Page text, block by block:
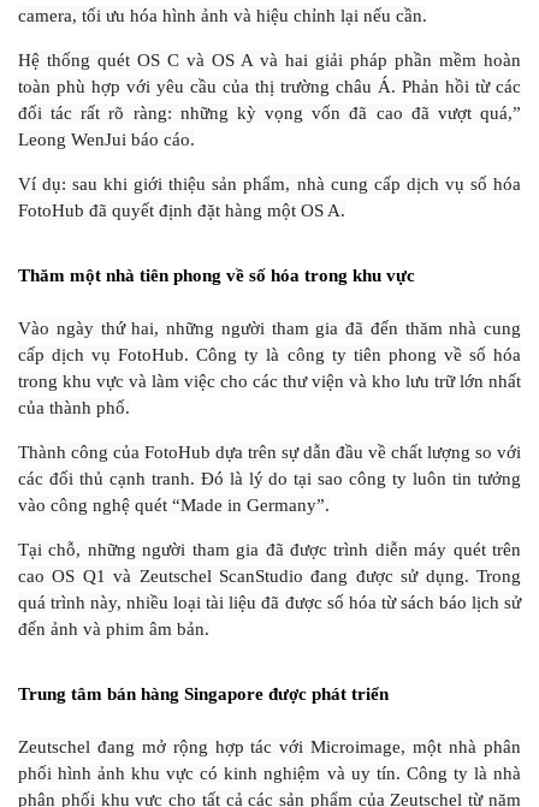
camera, tối ưu hóa hình ảnh và hiệu chỉnh lại nếu cần.
Hệ thống quét OS C và OS A và hai giải pháp phần mềm hoàn
toàn phù hợp với yêu cầu của thị trường châu Á. Phản hồi từ các
đối tác rất rõ ràng: những kỳ vọng vốn đã cao đã vượt quá,”
Leong WenJui báo cáo.
Ví dụ: sau khi giới thiệu sản phẩm, nhà cung cấp dịch vụ số hóa
FotoHub đã quyết định đặt hàng một OS A.
Thăm một nhà tiên phong về số hóa trong khu vực
Vào ngày thứ hai, những người tham gia đã đến thăm nhà cung
cấp dịch vụ FotoHub. Công ty là công ty tiên phong về số hóa
trong khu vực và làm việc cho các thư viện và kho lưu trữ lớn nhất
của thành phố.
Thành công của FotoHub dựa trên sự dẫn đầu về chất lượng so với
các đối thủ cạnh tranh. Đó là lý do tại sao công ty luôn tin tưởng
vào công nghệ quét “Made in Germany”.
Tại chỗ, những người tham gia đã được trình diễn máy quét trên
cao OS Q1 và Zeutschel ScanStudio đang được sử dụng. Trong
quá trình này, nhiều loại tài liệu đã được số hóa từ sách báo lịch sử
đến ảnh và phim âm bản.
Trung tâm bán hàng Singapore được phát triển
Zeutschel đang mở rộng hợp tác với Microimage, một nhà phân
phối hình ảnh khu vực có kinh nghiệm và uy tín. Công ty là nhà
phân phối khu vực cho tất cả các sản phẩm của Zeutschel từ năm